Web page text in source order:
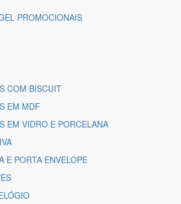
PROMOCIONAIS
COM BISCUIT
EM MDF
EM VIDRO E PORCELANA
E PORTA ENVELOPE